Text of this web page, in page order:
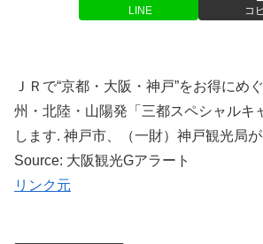
LINE コ
ＪＲで“京都・大阪・神戸”をお得にめ
州・北陸・山陽発「三都スペシャルキ
します. 神戸市、（一財）神戸観光局
Source: 大阪観光Gアラート
リンク元